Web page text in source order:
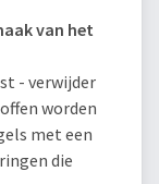
van het
- verwijder
worden
met een
die